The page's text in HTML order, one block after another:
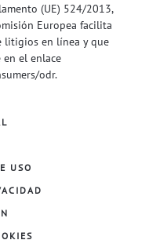
(UE) 524/2013,
Europea facilita
litigios en línea y que
el enlace
odr.
USO